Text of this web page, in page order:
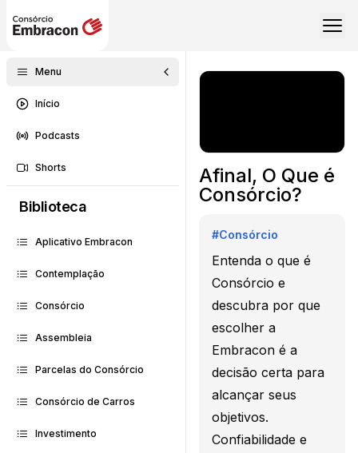
Menu
Início
Podcasts
Shorts
Biblioteca
Aplicativo Embracon
Contemplação
Consórcio
Assembleia
Parcelas do Consórcio
Consórcio de Carros
Investimento
Afinal, O Que é
Consórcio?
#Consórcio
Entenda o que é
Consórcio e
descubra por que
escolher a
Embracon é a
decisão certa para
alcançar seus
objetivos.
Confiabilidade e